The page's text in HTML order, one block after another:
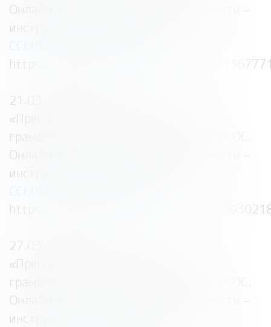
Онлайн-уроки финансовой грамотности –
инструмент для педагога
ССЫЛКА ДЛЯ РЕГИСТРАЦИИ:
https://events.webinar.ru/36101641/
21.03.2023 — 07:00
«
грамотности с учетом обновлённых ФГОС.
Онлайн-уроки финансовой грамотности –
инструмент для педагога
ССЫЛКА ДЛЯ РЕГИСТРАЦИИ:
https://events.webinar.ru/538825/
27.03.2023 — 12:00
«
грамотности с учетом обновлённых ФГОС.
Онлайн-уроки финансовой грамотности –
инструмент для педагога